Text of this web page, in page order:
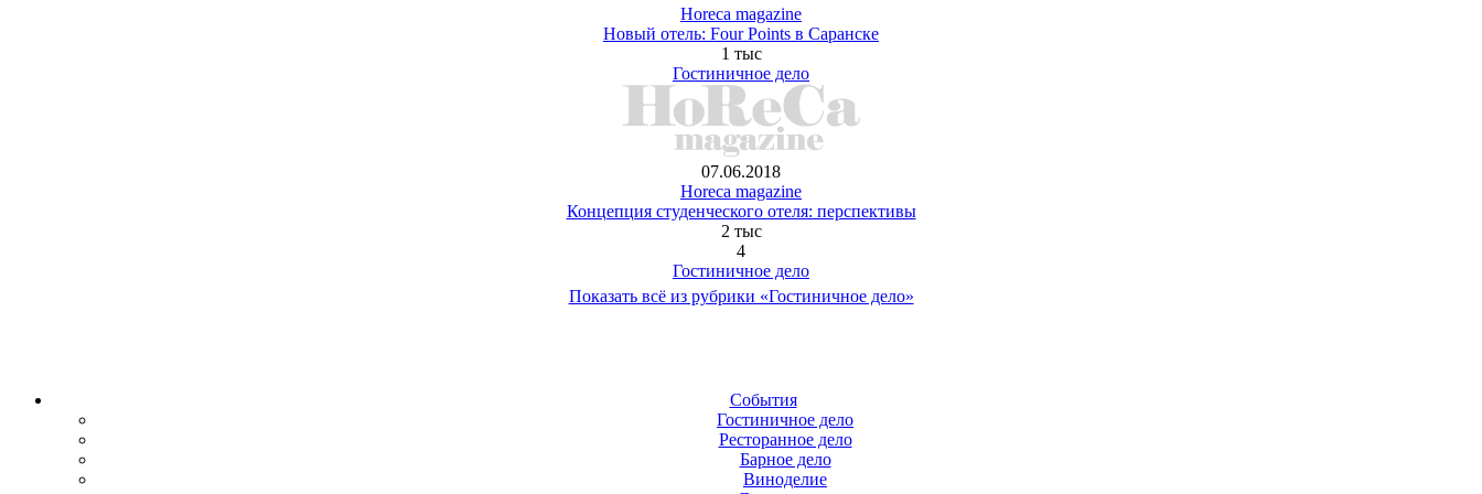
Horeca magazine
Новый отель: Four Points в Саранске
1 тыс
Гостиничное дело
07.06.2018
Horeca magazine
Концепция студенческого отеля: перспективы
2 тыс
4
Гостиничное дело
Показать всё из рубрики «Гостиничное дело»
События
Гостиничное дело
Ресторанное дело
Барное дело
Виноделие